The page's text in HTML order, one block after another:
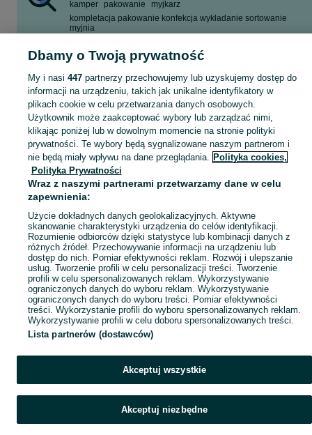
kamper pakowanie
myjkarz
kompletacja pakowanie konfekcja wykładanie sortowanie
myjnia
Skorzystaj z największego serwisu ogłoszeniowego - Laski i okolice! Kupuj to, czego pragniesz i sprzedawaj to, czego już nie potrzebujesz!
Mapa kategorii
Mapa miejscowości
Mapa ministron
Popularne wyszukiwania
Dbamy o Twoją prywatność
My i nasi 447partnerzy przechowujemy lub uzyskujemy dostęp do
informacji na urządzeniu, takich jak unikalne identyfikatory w
plikach cookie w celu przetwarzania danych osobowych.
Użytkownik może zaakceptować wybory lub zarządzać nimi,
klikając poniżej lub w dowolnym momencie na stronie polityki
prywatności. Te wybory będą sygnalizowane naszym partnerom i
nie będą miały wpływu na dane przeglądania. Polityka cookies,
Polityka Prywatności
Wraz z naszymi partnerami przetwarzamy dane w celu
zapewnienia:
Użycie dokładnych danych geolokalizacyjnych. Aktywne
skanowanie charakterystyki urządzenia do celów identyfikacji.
Rozumienie odbiorców dzięki statystyce lub kombinacji danych z
różnych źródeł. Przechowywanie informacji na urządzeniu lub
dostęp do nich. Pomiar efektywności reklam. Rozwój i ulepszanie
usług. Tworzenie profili w celu personalizacji treści. Tworzenie
profili w celu spersonalizowanych reklam. Wykorzystywanie
ograniczonych danych do wyboru reklam. Wykorzystywanie
ograniczonych danych do wyboru treści. Pomiar efektywności
treści. Wykorzystanie profili do wyboru spersonalizowanych reklam.
Wykorzystywanie profili w celu doboru spersonalizowanych treści.
Lista partnerów (dostawców)
Akceptuj wszystkie
Akceptuj niezbędne